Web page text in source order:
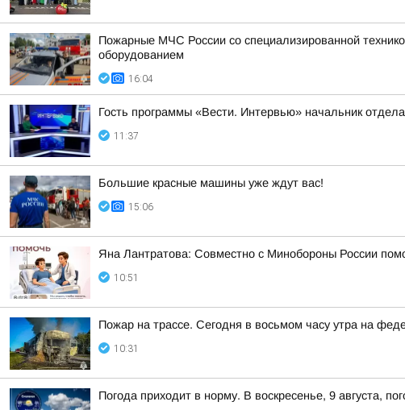
Пожарные МЧС России со специализированной
оборудованием
16:04
Гость программы «Вести. Интервью» начальник
11:37
Большие красные машины уже ждут вас!
15:06
Яна Лантратова: Совместно с Минобороны России
10:51
Пожар на трассе. Сегодня в восьмом часу утра на
10:31
Погода приходит в норму. В воскресенье, 9 августа,